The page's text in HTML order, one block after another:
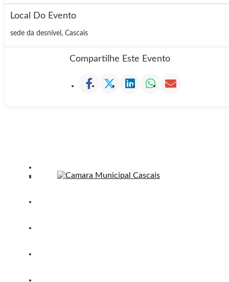
Local Do Evento
sede da desnivel, Cascais
Compartilhe Este Evento